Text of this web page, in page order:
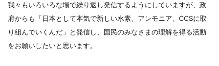
我々もいろいろな場で繰り返し発信するようにしていますが、政
府からも「日本として本気で新しい水素、アンモニア、CCSに取
り組んでいくんだ」と発信し、国民のみなさまの理解を得る活動
をお願いしたいと思います。